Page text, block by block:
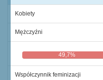
Kobiety
Mężczyźni
49,7%
Współczynnik feminizacji